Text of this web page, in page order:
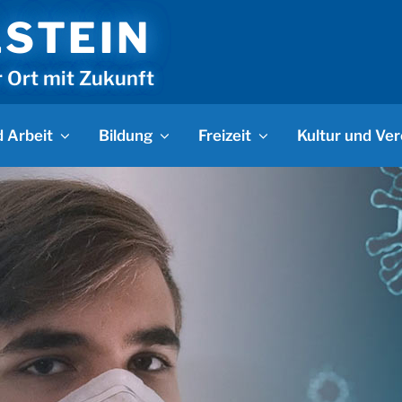
Ort mit Zukunft
Arbeit Bildung Freizeit Kultur und